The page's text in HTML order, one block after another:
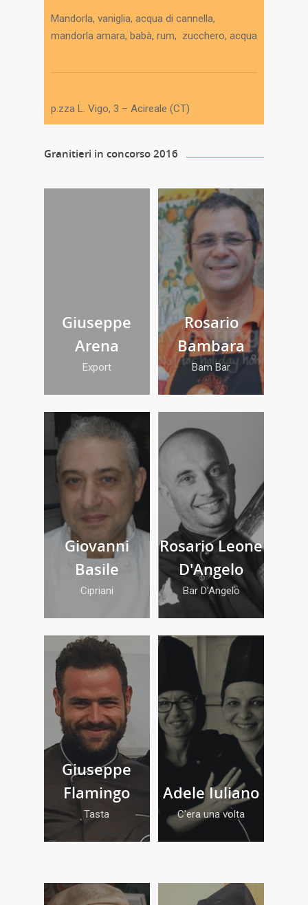
Mandorla, vaniglia, acqua di cannella,
mandorla amara, babà, rum, zucchero, acqua
p.zza L. Vigo, 3 – Acireale (CT)
Granitieri in concorso 2016
Giuseppe
Arena
Export
Rosario
Bambara
Bam Bar
Giovanni
Basile
Cipriani
Rosario Leone
D'Angelo
Bar D'Angelo
Giuseppe
Flamingo
Tasta
Adele Iuliano
C'era una volta